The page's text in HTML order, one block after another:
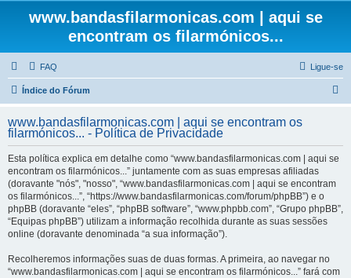
www.bandasfilarmonicas.com | aqui se
encontram os filarmónicos...
FAQ Ligue-se
Índice do Fórum
q
www.bandasfilarmonicas.com | aqui se encontram os
filarmónicos... - Política de Privacidade
Esta política explica em detalhe como “www.bandasfilarmonicas.com | aqui se
encontram os filarmónicos...” juntamente com as suas empresas afiliadas
(doravante "nós", "nosso", “www.bandasfilarmonicas.com | aqui se encontram
os filarmónicos...”, “https://www.bandasfilarmonicas.com/forum/phpBB”) e o
phpBB (doravante “eles”, “phpBB software”, “www.phpbb.com”, “Grupo phpBB”,
“Equipas phpBB”) utilizam a informação recolhida durante as suas sessões
online (doravante denominada “a sua informação”).
Recolheremos informações suas de duas formas. A primeira, ao navegar no
“www.bandasfilarmonicas.com | aqui se encontram os filarmónicos...” fará com